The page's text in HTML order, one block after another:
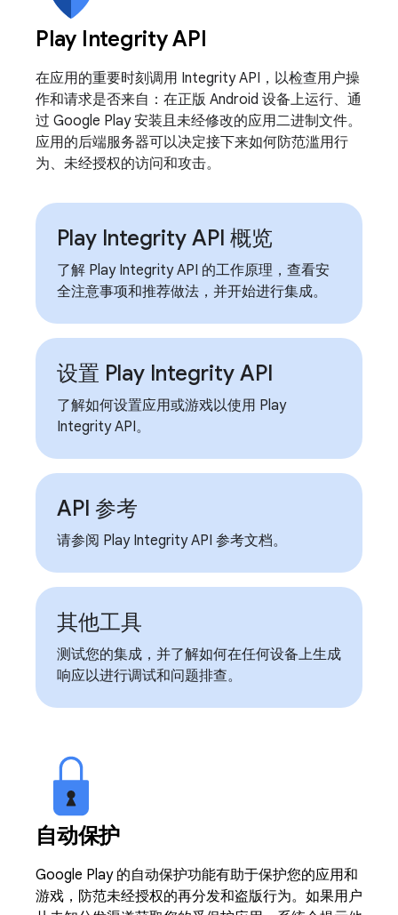
Play Integrity API
在应用的重要时刻调用 Integrity API，以检查用户操
作和请求是否来自：在正版 Android 设备上运行、通
过 Google Play 安装且未经修改的应用二进制文件。
应用的后端服务器可以决定接下来如何防范滥用行
为、未经授权的访问和攻击。
Play Integrity API 概览
了解 Play Integrity API 的工作原理，查看安
全注意事项和推荐做法，并开始进行集成。
设置 Play Integrity API
了解如何设置应用或游戏以使用 Play
Integrity API。
API 参考
请参阅 Play Integrity API 参考文档。
其他工具
测试您的集成，并了解如何在任何设备上生成
响应以进行调试和问题排查。
自动保护
Google Play 的自动保护功能有助于保护您的应用和
游戏，防范未经授权的再分发和盗版行为。如果用户